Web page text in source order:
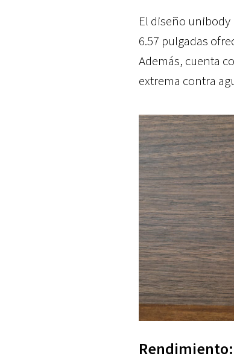
El diseño
6.57 pulgadas
Además, cuenta
extrema contra